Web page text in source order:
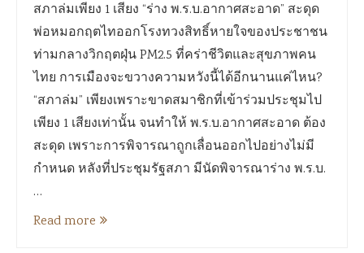
สภาล่มเพียง 1 เสียง “ร่าง พ.ร.บ.อากาศสะอาด” สะดุด
พ่อหมอกฤตไทออกโรงทวงสิทธิ์หายใจของประชาชน
ท่ามกลางวิกฤตฝุ่น PM2.5 ที่คร่าชีวิตและสุขภาพคน
ไทย การเมืองจะขวางความหวังนี้ได้อีกนานแค่ไหน?
“สภาล่ม” เพียงเพราะขาดสมาชิกที่เข้าร่วมประชุมไป
เพียง 1 เสียงเท่านั้น จนทำให้ พ.ร.บ.อากาศสะอาด ต้อง
สะดุด เพราะการพิจารณาถูกเลื่อนออกไปอย่างไม่มี
กำหนด หลังที่ประชุมรัฐสภา มีนัดพิจารณาร่าง พ.ร.บ.
…
Read more